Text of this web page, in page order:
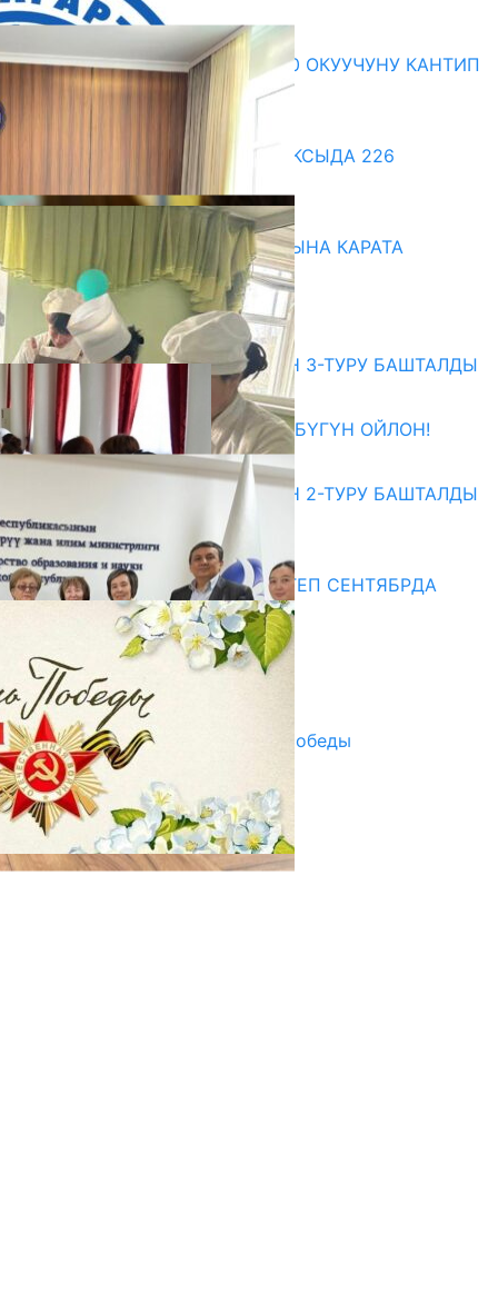
Акыркы жаңылыктар
ЖЕКЕ МЕНЧИК МЕКТЕП 2300 ОКУУЧУНУ КАНТИП
«ОКУТКАН»?
ДООР ӨЗГӨРТКӨН БИЛИМ: АКСЫДА 226
МУГАЛИМ ОКУУДАН ӨТТҮ
07.08.2026
НАРЫНДА ЖАҢЫ ОКУУ ЖЫЛЫНА КАРАТА
ДАЯРДЫКТАР ТАЛКУУЛАНДЫ
07.08.2026
Абитуриент
ЖОЖДОРГО КАБЫЛ АЛУУНУН 3-ТУРУ БАШТАЛДЫ
27.07.2026
ӨЗҮҢДҮН КЕЛЕЧЕГИҢ ҮЧҮН БҮГҮН ОЙЛОН!
20.07.2026
ЖОЖДОРГО КАБЫЛ АЛУУНУН 2-ТУРУ БАШТАЛДЫ
20.07.2026
Медиа
СУЗАКТА 750 ОРУНДУУ МЕКТЕП СЕНТЯБРДА
ПАЙДАЛАНУУГА БЕРИЛЕТ
07.08.2025
Улуу Жеңиштин жандуу сөзү
29.04.2025
Награды в преддверии Дня Победы
29.04.2025